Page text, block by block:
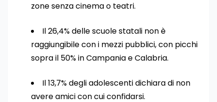
zone senza cinema o teatri.
Il 26,4% delle scuole statali non è
raggiungibile con i mezzi pubblici, con picchi
sopra il 50% in Campania e Calabria.
Il 13,7% degli adolescenti dichiara di non
avere amici con cui confidarsi.